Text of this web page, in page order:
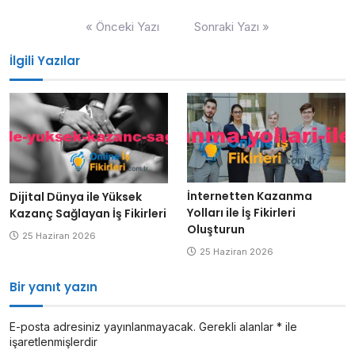
« Önceki Yazı Sonraki Yazı »
İlgili Yazılar
Dijital Dünya ile Yüksek
Kazanç Sağlayan İş Fikirleri
25 Haziran 2026
İnternetten Kazanma
Yolları ile İş Fikirleri
Oluşturun
25 Haziran 2026
Bir yanıt yazın
E-posta adresiniz yayınlanmayacak. Gerekli alanlar * ile
işaretlenmişlerdir